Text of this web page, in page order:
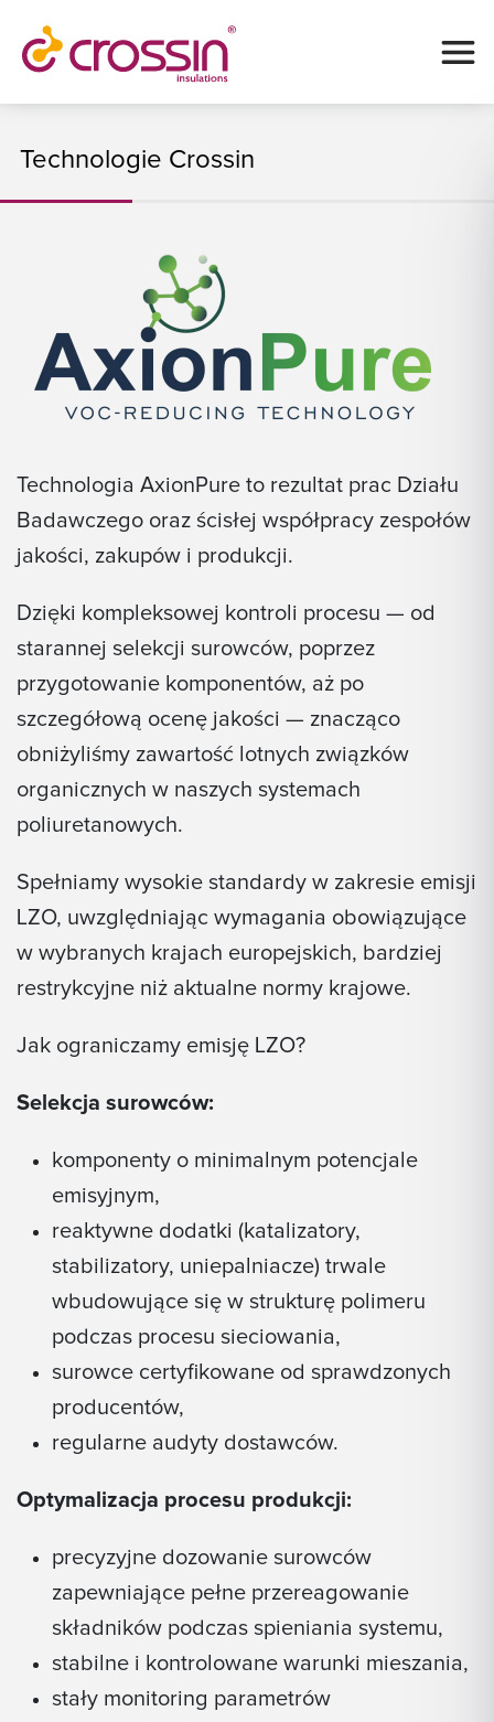
Technologie Crossin
Technologia AxionPure to rezultat prac Działu
Badawczego oraz ścisłej współpracy zespołów
jakości, zakupów i produkcji.
Dzięki kompleksowej kontroli procesu — od
starannej selekcji surowców, poprzez
przygotowanie komponentów, aż po
szczegółową ocenę jakości — znacząco
obniżyliśmy zawartość lotnych związków
organicznych w naszych systemach
poliuretanowych.
Spełniamy wysokie standardy w zakresie emisji
LZO, uwzględniając wymagania obowiązujące
w wybranych krajach europejskich, bardziej
restrykcyjne niż aktualne normy krajowe.
Jak ograniczamy emisję LZO?
Selekcja surowców:
komponenty o minimalnym potencjale
emisyjnym,
reaktywne dodatki (katalizatory,
stabilizatory, uniepalniacze) trwale
wbudowujące się w strukturę polimeru
podczas procesu sieciowania,
surowce certyfikowane od sprawdzonych
producentów,
regularne audyty dostawców.
Optymalizacja procesu produkcji:
precyzyjne dozowanie surowców
zapewniające pełne przereagowanie
składników podczas spieniania systemu,
stabilne i kontrolowane warunki mieszania,
stały monitoring parametrów